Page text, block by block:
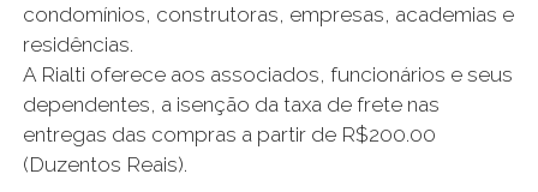
condomínios, construtoras, empresas, academias e
residências.
A Rialti oferece aos associados, funcionários e seus
dependentes, a isenção da taxa de frete nas
entregas das compras a partir de R$200.00
(Duzentos Reais).